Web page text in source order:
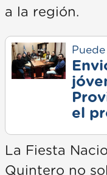
a la región.
el
La Fiesta
Quintero no